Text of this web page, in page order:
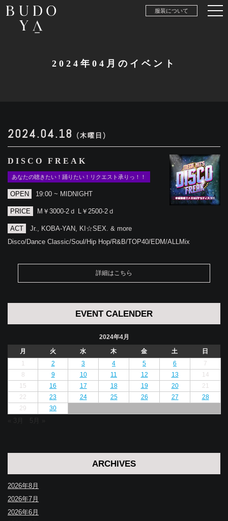
服装について
2024年04月のイベント
2024.04.18 (木曜日)
DISCO FREAK
あなたの聴きたい！踊りたい！リクエスト承りっ！！
OPEN 19:00 ~ MIDNIGHT
PRICE M￥3000-2ｄ L￥2500-2ｄ
ACT
Jr., KOBA-YAN, KI☆SEX. & more
Disco/Dance Classic/Soul/Hip Hop/R&B/TOP40/EDM/ALLMix
詳細はこちら
EVENT CALENDER
2024年4月
月
火 水 木 金 土
日
1
2 3 4 5 6
7
8
9 10 11 12 13
14
15
16 17 18 19 20
21
22
23 24 25 26 27
28
29
30
« 3月 5月 »
ARCHIVES
2026年8月
2026年7月
2026年6月